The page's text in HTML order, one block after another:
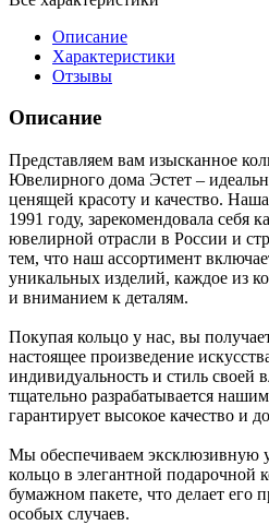
Описание
Характеристики
Отзывы
Описание
Представляем вам изысканное
Ювелирного дома Эстет –
ценящей красоту и качество.
1991 году, зарекомендовала себя
ювелирной отрасли в России и
тем, что наш ассортимент
уникальных изделий, каждое из
и вниманием к деталям.
Покупая кольцо у нас, вы
настоящее произведение
индивидуальность и стиль своей
тщательно разрабатывается
гарантирует высокое качество и
Мы обеспечиваем эксклюзивную
кольцо в элегантной подарочной
бумажном пакете, что делает его
особых случаев.